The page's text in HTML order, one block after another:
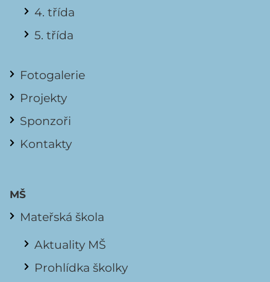
4. třída
5. třída
Fotogalerie
Projekty
Sponzoři
Kontakty
MŠ
Mateřská škola
Aktuality MŠ
Prohlídka školky